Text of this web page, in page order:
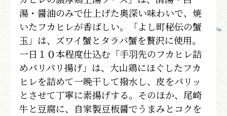
湯・醤油のみで仕上げた奥深い味わいで、焼
いたフカヒレが香ばしい。「よし町秘伝の蟹
玉」は、ズワイ蟹とタラバ蟹を贅沢に使用。
一日１０本程度仕込む「手羽先のフカヒレ詰
めパリパリ揚げ」は、大山鶏にほぐしたフカ
ヒレを詰めて一晩干して撥水し、皮をパリッ
とさせて丁寧に素揚げする。そのほか、尾崎
牛と豆腐に、自家製豆板醤でうまみとコクを